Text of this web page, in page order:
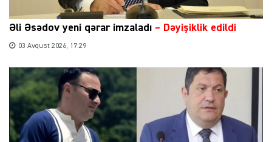
Əli Əsədov yeni qərar imzaladı – Dəyişiklik edildi
03 Avqust 2026, 17:29